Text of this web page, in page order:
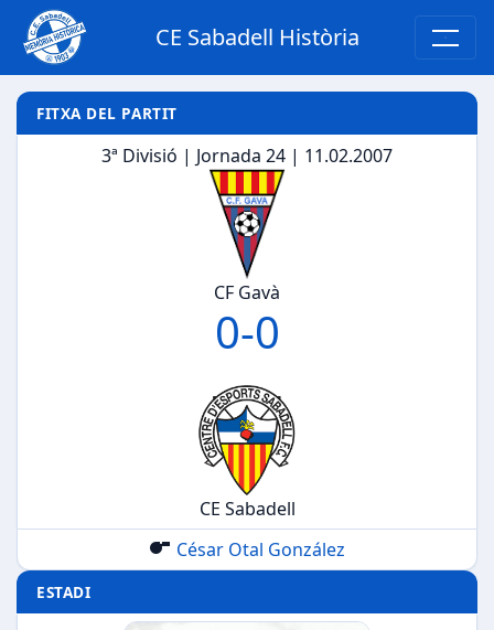
CE Sabadell Història
FITXA DEL PARTIT
3ª Divisió | Jornada 24 | 11.02.2007
CF Gavà
0-0
CE Sabadell
César Otal González
ESTADI